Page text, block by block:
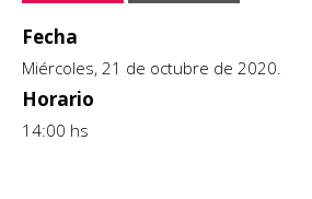
CCE en el interior/libros
Espacio itinerante de lectura
Exposiciones
Formación
Fecha
Miércoles, 21 de octubre de 2020.
Horario
14:00 hs